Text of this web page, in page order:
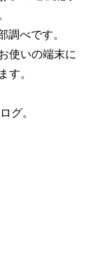
べです。
使いの端末に
す。
グ。